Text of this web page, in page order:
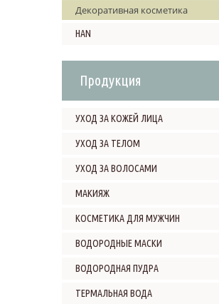
Декоративная косметика
HAN
Продукция
УХОД ЗА КОЖЕЙ ЛИЦА
УХОД ЗА ТЕЛОМ
УХОД ЗА ВОЛОСАМИ
МАКИЯЖ
КОСМЕТИКА ДЛЯ МУЖЧИН
ВОДОРОДНЫЕ МАСКИ
ВОДОРОДНАЯ ПУДРА
ТЕРМАЛЬНАЯ ВОДА